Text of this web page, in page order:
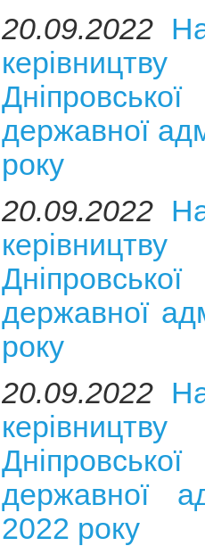
20.09.2022
державної
року
20.09.2022
державної
року
20.09.2022
державної
2022 року